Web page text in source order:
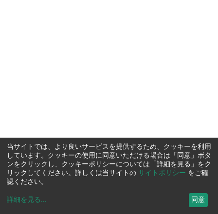
当サイトでは、より良いサービスを提供するため、クッキーを利用
しています。クッキーの使用に同意いただける場合は「同意」ボタ
ンをクリックし、クッキーポリシーについては「詳細を見る」をク
リックしてください。詳しくは当サイトの サイトポリシー をご確
認ください。
詳細を見る ... 同意